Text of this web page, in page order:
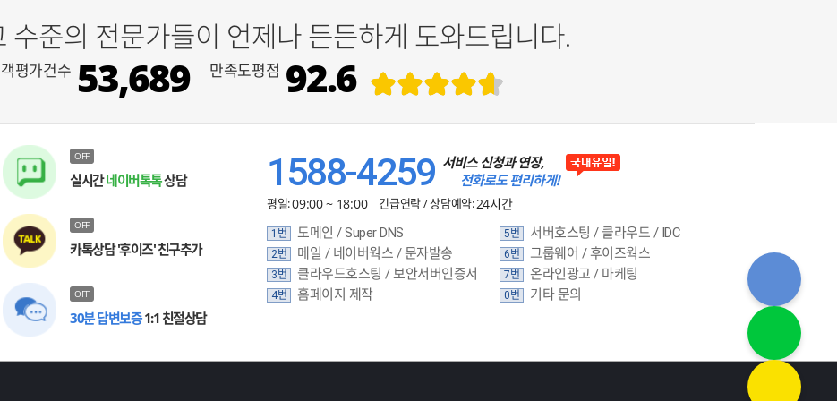
수준의 전문가들이 언제나 든든하게 도와드립니다.
평가건수 53,689 만족도평점 92.6
OFF
실시간네이버톡톡상담
OFF
카톡상담 '후이즈' 친구추가
OFF
30분 답변보증1:1 친절상담
1588-4259 서비스 신청과 연장,
전화로도 편리하게!
평일:09:00 ~ 18:00 긴급연락 / 상담예약:24시간
1번 도메인 / Super DNS
2번 메일 / 네이버웍스 / 문자발송
3번 클라우드호스팅 / 보안서버인증서
4번 홈페이지 제작
5번 서버호스팅 / 클라우드 / IDC
6번 그룹웨어 / 후이즈웍스
7번 온라인광고 / 마케팅
0번 기타 문의